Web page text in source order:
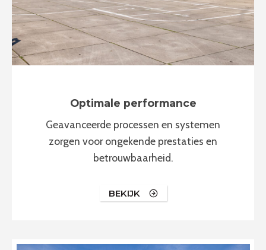
Optimale performance
Geavanceerde processen en systemen
zorgen voor ongekende prestaties en
betrouwbaarheid.
BEKIJK